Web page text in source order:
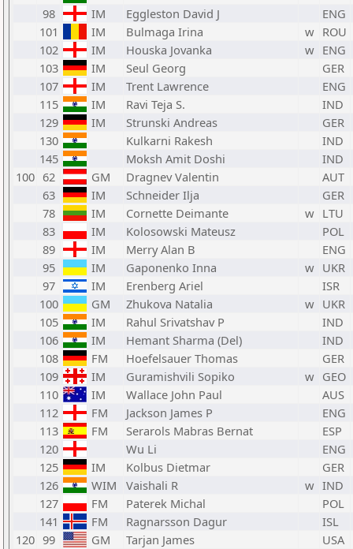
98
IM Eggleston David J
ENG
101
IM Bulmaga Irina w ROU
102
IM Houska Jovanka w ENG
103
IM Seul Georg
GER
107
IM Trent Lawrence
ENG
115
IM Ravi Teja S.
IND
129
IM Strunski Andreas
GER
130
Kulkarni Rakesh
IND
145
Moksh Amit Doshi
IND
100 62 GM Dragnev Valentin
AUT
63
IM Schneider Ilja
GER
78
IM Cornette Deimante w LTU
83
IM Kolosowski Mateusz
POL
89
IM Merry Alan B
ENG
95
IM Gaponenko Inna w UKR
97
IM Erenberg Ariel
ISR
100
GM Zhukova Natalia w UKR
105
IM Rahul Srivatshav P
IND
106
IM Hemant Sharma (Del)
IND
108
FM Hoefelsauer Thomas
GER
109
IM Guramishvili Sopiko w GEO
110
IM Wallace John Paul
AUS
112
FM Jackson James P
ENG
113
FM Serarols Mabras Bernat
ESP
120
Wu Li
ENG
125
IM Kolbus Dietmar
GER
126
WIM Vaishali R w IND
127
FM Paterek Michal
POL
141
FM Ragnarsson Dagur
ISL
120 99 GM Tarjan James
USA